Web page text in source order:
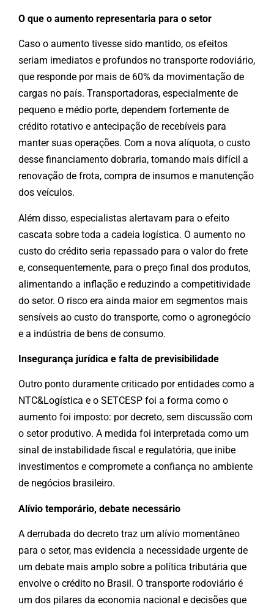
O que o aumento representaria para o setor
Caso o aumento tivesse sido mantido, os efeitos
seriam imediatos e profundos no transporte rodoviário,
que responde por mais de 60% da movimentação de
cargas no país. Transportadoras, especialmente de
pequeno e médio porte, dependem fortemente de
crédito rotativo e antecipação de recebíveis para
manter suas operações. Com a nova alíquota, o custo
desse financiamento dobraria, tornando mais difícil a
renovação de frota, compra de insumos e manutenção
dos veículos.
Além disso, especialistas alertavam para o efeito
cascata sobre toda a cadeia logística. O aumento no
custo do crédito seria repassado para o valor do frete
e, consequentemente, para o preço final dos produtos,
alimentando a inflação e reduzindo a competitividade
do setor. O risco era ainda maior em segmentos mais
sensíveis ao custo do transporte, como o agronegócio
e a indústria de bens de consumo.
Insegurança jurídica e falta de previsibilidade
Outro ponto duramente criticado por entidades como a
NTC&Logística e o SETCESP foi a forma como o
aumento foi imposto: por decreto, sem discussão com
o setor produtivo. A medida foi interpretada como um
sinal de instabilidade fiscal e regulatória, que inibe
investimentos e compromete a confiança no ambiente
de negócios brasileiro.
Alívio temporário, debate necessário
A derrubada do decreto traz um alívio momentâneo
para o setor, mas evidencia a necessidade urgente de
um debate mais amplo sobre a política tributária que
envolve o crédito no Brasil. O transporte rodoviário é
um dos pilares da economia nacional e decisões que